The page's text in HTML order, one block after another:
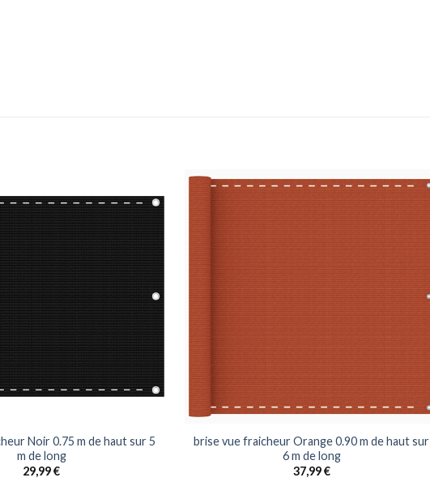
Noir 0.75 m de haut sur 5
m de long
29,99€
brise vue fraicheur Orange 0.90 m de haut sur
6 m de long
37,99€